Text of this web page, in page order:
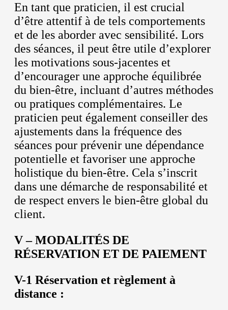
En tant que praticien, il est crucial
d’être attentif à de tels comportements
et de les aborder avec sensibilité. Lors
des séances, il peut être utile d’explorer
les motivations sous-jacentes et
d’encourager une approche équilibrée
du bien-être, incluant d’autres méthodes
ou pratiques complémentaires. Le
praticien peut également conseiller des
ajustements dans la fréquence des
séances pour prévenir une dépendance
potentielle et favoriser une approche
holistique du bien-être. Cela s’inscrit
dans une démarche de responsabilité et
de respect envers le bien-être global du
client.
V – MODALITÉS DE
RÉSERVATION ET DE PAIEMENT
V-1 Réservation et règlement à
distance :